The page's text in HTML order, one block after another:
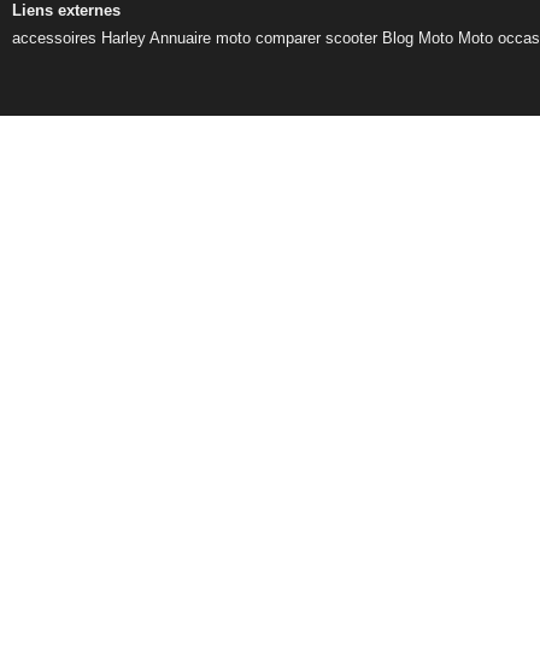
Liens externes
accessoires Harley Annuaire moto comparer scooter Blog Moto Moto